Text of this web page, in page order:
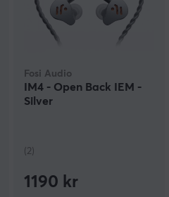
Fosi Audio
IM4 - Open Back IEM -
Silver
(2)
1190 kr